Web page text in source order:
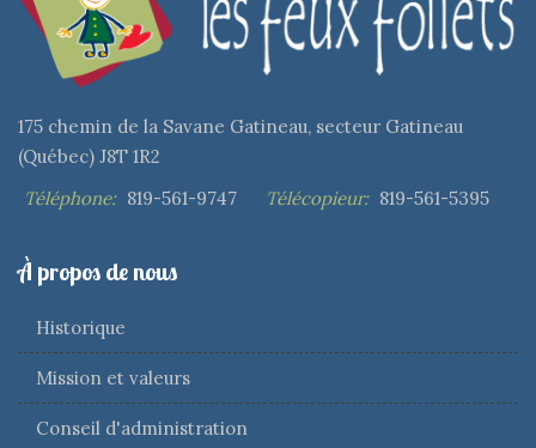
175 chemin de la Savane Gatineau, secteur Gatineau
(Québec) J8T 1R2
Téléphone: 819-561-9747 Télécopieur: 819-561-5395
À propos de nous
Historique
Mission et valeurs
Conseil d'administration